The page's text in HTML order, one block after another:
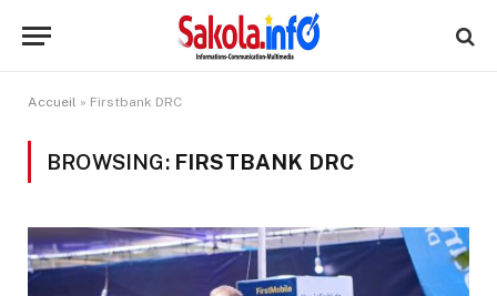
Accueil » Firstbank DRC
BROWSING: FIRSTBANK DRC